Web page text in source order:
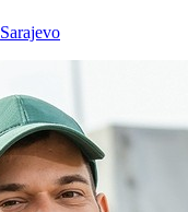
Sarajevo